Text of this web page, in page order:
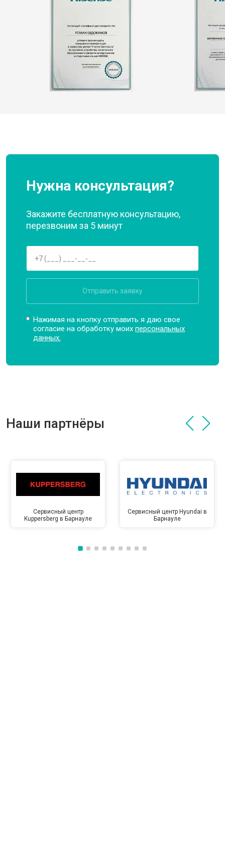
Нужна консультация?
Закажите бесплатную консультацию,
перезвоним за 5 минут
Отправить заявку
Нажимая на кнопку отправить я даю свое
согласие на обработку моихперсональных
данных.
Наши партнёры
Сервисный центр
Kuppersberg в Барнауле
Сервисный центр Hyundai в
Барнауле